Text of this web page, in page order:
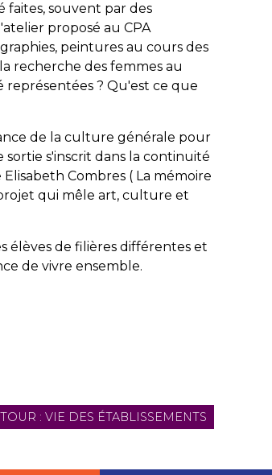
faites, souvent par des
proposé au CPA
peintures au cours des
recherche des femmes au
représentées ? Qu'est ce que
de la culture générale pour
s'inscrit dans la continuité
Combres ( La mémoire
qui mêle art, culture et
élèves de filières différentes et
de vivre ensemble.
: VIE DES ÉTABLISSEMENTS